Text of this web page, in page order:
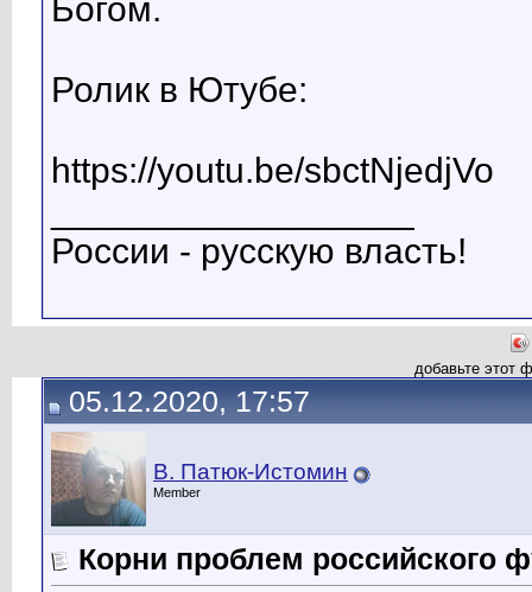
Богом.
Ролик в Ютубе:
https://youtu.be/sbctNjedjVo
России - русскую власть!
добавьте этот
05.12.2020, 17:57
В. Патюк-Истомин
Member
Корни проблем российского